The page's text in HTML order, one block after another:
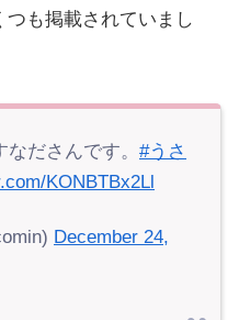
も掲載されていまし
ださんです。 #うさ
KONBTBx2Ll
December 24,